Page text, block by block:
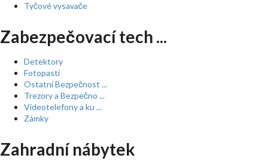
Tyčové vysavače
Zabezpečovací tech ...
Detektory
Fotopasti
Ostatní Bezpečnost ...
Trezory a Bezpečno ...
Videotelefony a ku ...
Zámky
Zahradní nábytek